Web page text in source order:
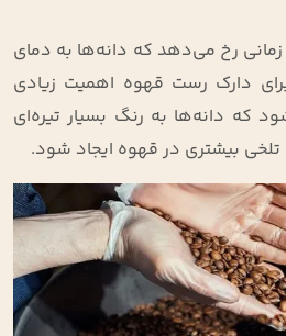
زمانی رخ می‌دهد که دانه‌ها به دمای
دارک رست قهوه اهمیت زیادی
که دانه‌ها به رنگ بسیار تیره‌ای
بیشتری در قهوه ایجاد شود.